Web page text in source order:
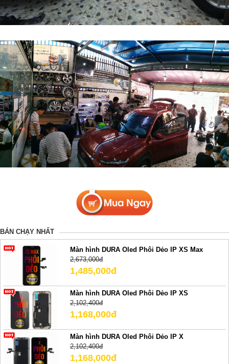
BÁN CHẠY NHẤT
Màn hình DURA Oled Phôi Dẻo IP XS Max
2,673,000đ
1,485,000đ
Màn hình DURA Oled Phôi Dẻo IP XS
2,102,400đ
1,168,000đ
Màn hình DURA Oled Phôi Dẻo IP X
2,102,400đ
1,168,000đ